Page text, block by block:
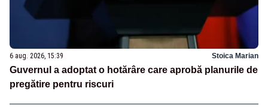
6 aug. 2026, 15:39 Stoica Marian
Guvernul a adoptat o hotărâre care aprobă planurile de
pregătire pentru riscuri